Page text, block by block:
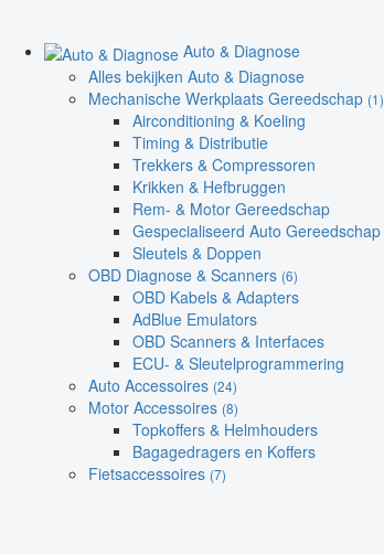
Auto & Diagnose
Alles bekijken Auto & Diagnose
Mechanische Werkplaats Gereedschap (1)
Airconditioning & Koeling
Timing & Distributie
Trekkers & Compressoren
Krikken & Hefbruggen
Rem- & Motor Gereedschap
Gespecialiseerd Auto Gereedschap
Sleutels & Doppen
OBD Diagnose & Scanners (6)
OBD Kabels & Adapters
AdBlue Emulators
OBD Scanners & Interfaces
ECU- & Sleutelprogrammering
Auto Accessoires (24)
Motor Accessoires (8)
Topkoffers & Helmhouders
Bagagedragers en Koffers
Fietsaccessoires (7)